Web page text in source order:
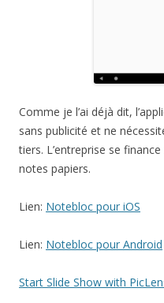
Comme je l’ai déjà dit,
sans publicité et ne
tiers. L’entreprise se
notes papiers.
Lien: Notebloc pour iOS
Lien: Notebloc pour Android
Start Slide Show with